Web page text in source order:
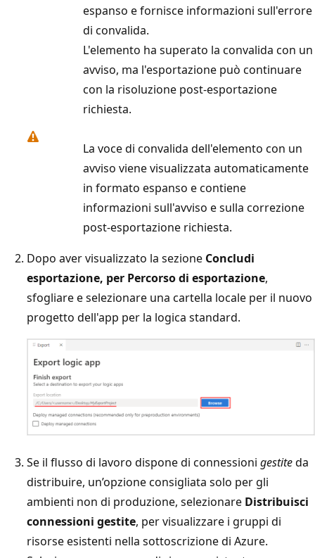
espanso e fornisce informazioni sull'errore
di convalida.
L'elemento ha superato la convalida con un
avviso, ma l'esportazione può continuare
con la risoluzione post-esportazione
richiesta.
La voce di convalida dell'elemento con un
avviso viene visualizzata automaticamente
in formato espanso e contiene
informazioni sull'avviso e sulla correzione
post-esportazione richiesta.
Dopo aver visualizzato la sezione Concludi
esportazione, per Percorso di esportazione,
sfogliare e selezionare una cartella locale per il nuovo
progetto dell'app per la logica standard.
Se il flusso di lavoro dispone di connessioni gestiteda
distribuire, un’opzione consigliata solo per gli
ambienti non di produzione, selezionare Distribuisci
connessioni gestite, per visualizzare i gruppi di
risorse esistenti nella sottoscrizione di Azure.